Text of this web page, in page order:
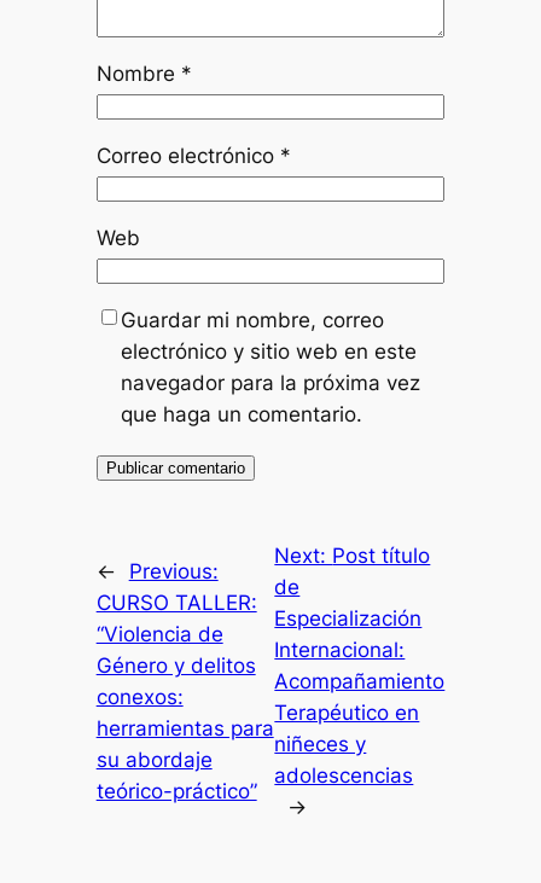
Nombre *
Correo electrónico *
Web
Guardar mi nombre, correo
electrónico y sitio web en este
navegador para la próxima vez
que haga un comentario.
←
Previous:
CURSO TALLER:
“Violencia de
Género y delitos
conexos:
herramientas para
su abordaje
teórico-práctico”
Next: Post título
de
Especialización
Internacional:
Acompañamiento
Terapéutico en
niñeces y
adolescencias
→